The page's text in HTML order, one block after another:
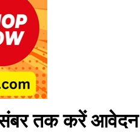
तक करें आवेदन